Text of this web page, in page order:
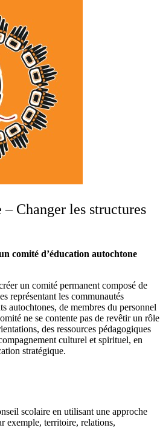
Changer les structures
comité d’éducation autochtone
un comité permanent composé de
représentant les communautés
autochtones, de membres du personnel
ne se contente pas de revêtir un rôle
des ressources pédagogiques
culturel et spirituel, en
stratégique.
scolaire en utilisant une approche
exemple, territoire, relations,